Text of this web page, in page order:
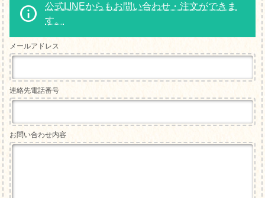
公式LINEからもお問い合わせ・注文ができま
す。
メールアドレス
連絡先電話番号
お問い合わせ内容